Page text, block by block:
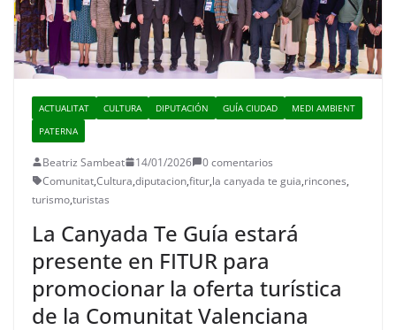
ACTUALITAT CULTURA DIPUTACIÓN GUÍA CIUDAD
MEDI AMBIENT
PATERNA
Beatriz Sambeat 14/01/2026
0 comentarios
Comunitat,Cultura,diputacion,fitur,la canyada te guia,rincones,
turismo,turistas
La Canyada Te Guía estará
presente en FITUR para
promocionar la oferta turística
de la Comunitat Valenciana